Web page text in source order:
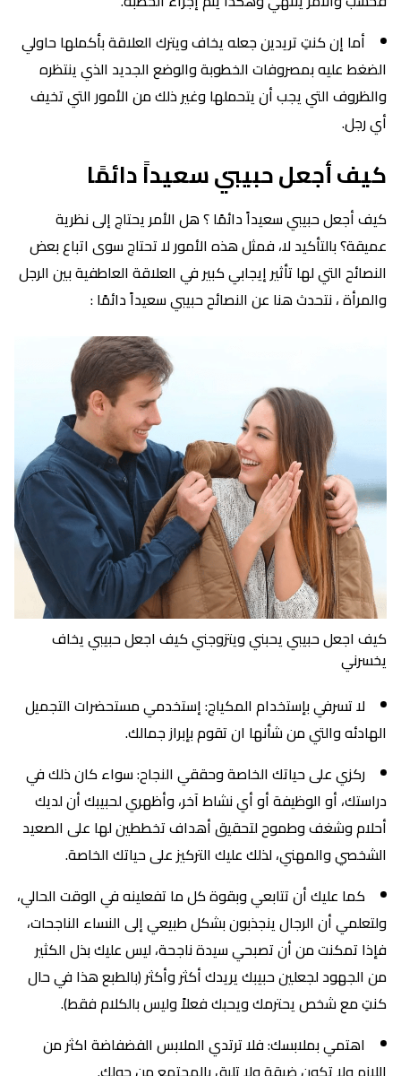
أما إن كنتِ تريدين جعله يخاف ويترك العلاقة بأكملها حاولي
الضغط عليه بمصروفات الخطوبة والوضع الجديد الذي ينتظره
والظروف التي يجب أن يتحملها وغير ذلك من الأمور التي تخيف
أي رجل.
كيف أجعل حبيبي سعيداً دائمًا
كيف أجعل حبيبي سعيداً دائمًا ؟ هل الأمر يحتاج إلى نظرية
عميقة؟ بالتأكيد لا، فمثل هذه الأمور لا تحتاج سوى اتباع بعض
النصائح التي لها تأثير إيجابي كبير في العلاقة العاطفية بين الرجل
والمرأة ، نتحدث هنا عن النصائح حبيبي سعيداً دائمًا :
كيف اجعل حبيبي يحبني ويتزوجني كيف اجعل حبيبي يخاف
يخسرني
لا تسرفي بإستخدام المكياج: إستخدمي مستحضرات التجميل
الهادئه والتي من شأنها ان تقوم بإبراز جمالك.
ركزي على حياتك الخاصة وحققي النجاح: سواء كان ذلك في
دراستك، أو الوظيفة أو أي نشاط آخر، وأظهري لحبيبك أن لديك
أحلام وشغف وطموح لتحقيق أهداف تخططين لها على الصعيد
الشخصي والمهني، لذلك عليك التركيز على حياتك الخاصة.
كما عليك أن تتابعي وبقوة كل ما تفعلينه في الوقت الحالي،
ولتعلمي أن الرجال ينجذبون بشكل طبيعي إلى النساء الناجحات،
فإذا تمكنت من أن تصبحي سيدة ناجحة، ليس عليك بذل الكثير
من الجهود لجعلين حبيبك يريدك أكثر وأكثر (بالطبع هذا في حال
كنتِ مع شخص يحترمك ويحبك فعلاً وليس بالكلام فقط).
اهتمي بملابسك: فلا ترتدي الملابس الفضفاضة اكثر من